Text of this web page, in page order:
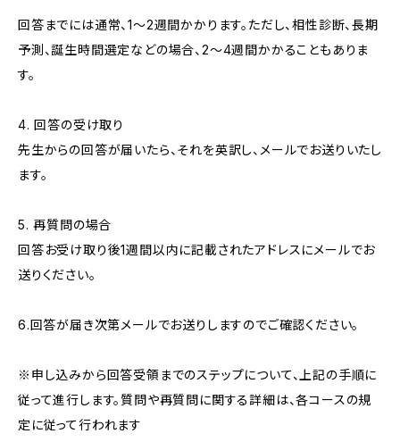
回答までには通常、1～2週間かかります。ただし、相性診断、長期
予測、誕生時間選定などの場合、2～4週間かかることもありま
す。
4. 回答の受け取り
先生からの回答が届いたら、それを英訳し、メールでお送りいたし
ます。
5. 再質問の場合
回答お受け取り後1週間以内に記載されたアドレスにメールでお
送りください。
6.回答が届き次第メールでお送りしますのでご確認ください。
※申し込みから回答受領までのステップについて、上記の手順に
従って進行します。質問や再質問に関する詳細は、各コースの規
定に従って行われます